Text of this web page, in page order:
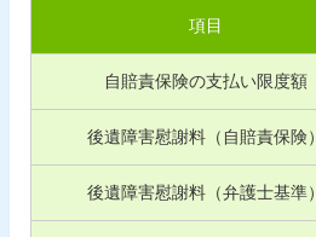
項目
自賠責保険の支払い限度額
後遺障害慰謝料（自賠責保険）
後遺障害慰謝料（弁護士基準）